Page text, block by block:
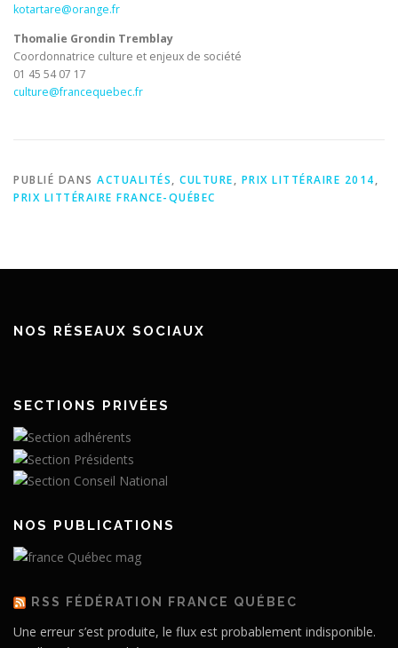
kotartare@orange.fr
Thomalie Grondin Tremblay
Coordonnatrice culture et enjeux de société
01 45 54 07 17
culture@francequebec.fr
PUBLIÉ DANS ACTUALITÉS, CULTURE, PRIX LITTÉRAIRE 2014,
PRIX LITTÉRAIRE FRANCE-QUÉBEC
NOS RÉSEAUX SOCIAUX
SECTIONS PRIVÉES
NOS PUBLICATIONS
RSS FÉDÉRATION FRANCE QUÉBEC
Une erreur s’est produite, le flux est probablement indisponible.